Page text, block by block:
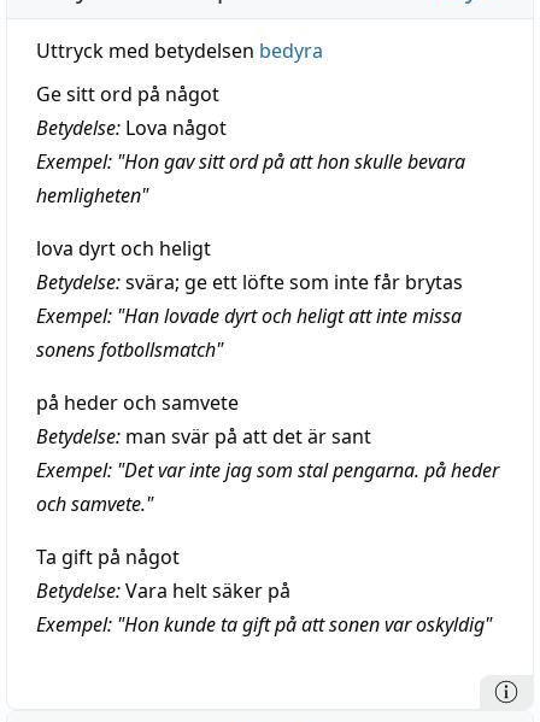
Uttryck med betydelsen bedyra
Ge sitt ord på något
Betydelse: Lova något
Exempel: "Hon gav sitt ord på att hon skulle bevara
hemligheten"
lova dyrt och heligt
Betydelse:svära; ge ett löfte som inte får brytas
Exempel: "Han lovade dyrt och heligt att inte missa
sonens fotbollsmatch"
på heder och samvete
Betydelse: man svär på att det är sant
Exempel: "Det var inte jag som stal pengarna. på heder
och samvete."
Ta gift på något
Betydelse:Vara helt säker på
Exempel: "Hon kunde ta gift på att sonen var oskyldig"